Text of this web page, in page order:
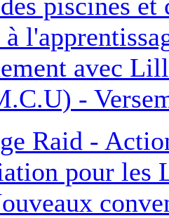
à
avec
-
Raid -
pour les